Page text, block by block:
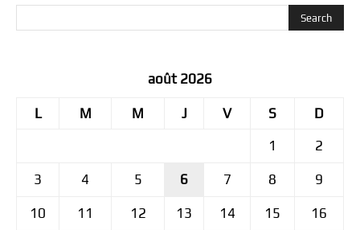
août 2026
L M M J V S
D
1
2
3 4 5 6 7 8 9
10 11 12 13 14 15 16